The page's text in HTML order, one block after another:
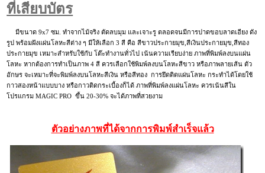
ที่เสียบบัตร
มีขนาด 9x7 ซม. ทำจากไม้จริง ตัดลบมุม และเจาะรู ตลอดจนมีการปาดขอบลาดเอียง ดัง
รูป พร้อมฝังแผ่นโลหะสีต่าง ๆ มีให้เลือก 3 สี คือ สีขาวประกายมุข,สีเงินประกายมุข,สีทอง
ประกายมุข เหมาะสำหรับใช้กับ โต๊ะทำงานทั่วไป เน้นความเรียบง่าย ภาพที่พิมพ์ลงบนแผ่น
โลหะ หากต้องการทำเป็นภาพ 4 สี ควรเลือกใช้พิมพ์ลงบนโลหะสีขาว หรือภาพลายเส้น ตัว
อักษร จะเหมาะที่จะพิมพ์ลงบนโลหะสีเงิน หรือสีทอง การยึดติดแผ่นโลหะ กระทำได้โดยใช้
กาวสองหน้าแบบบาง หรือกาวติดกระเบื้องก็ได้ ภาพที่พิมพ์ลงแผ่นโลหะ ควรเน้นสีใน
โปรแกรม MAGIC PRO ขึ้น 20-30% จะได้ภาพที่สวยงาม
ตัวอย่างภาพที่ได้จากการพิมพ์สำเร็จแล้ว